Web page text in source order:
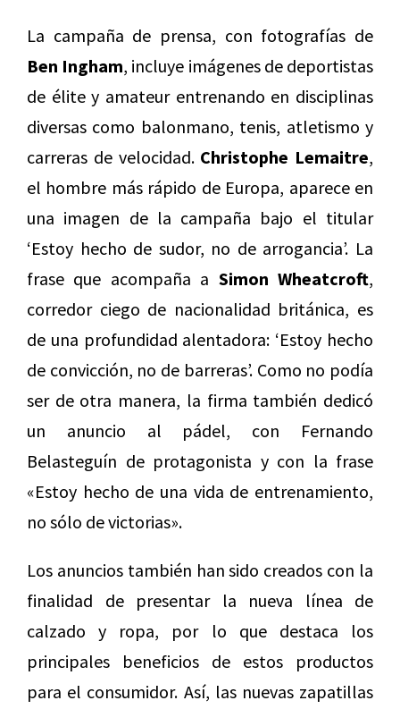
La campaña de prensa, con fotografías de
Ben Ingham, incluye imágenes de deportistas
de élite y amateur entrenando en disciplinas
diversas como balonmano, tenis, atletismo y
carreras de velocidad. Christophe Lemaitre,
el hombre más rápido de Europa, aparece en
una imagen de la campaña bajo el titular
‘Estoy hecho de sudor, no de arrogancia’. La
frase que acompaña a Simon Wheatcroft,
corredor ciego de nacionalidad británica, es
de una profundidad alentadora: ‘Estoy hecho
de convicción, no de barreras’. Como no podía
ser de otra manera, la firma también dedicó
un anuncio al pádel, con Fernando
Belasteguín de protagonista y con la frase
«Estoy hecho de una vida de entrenamiento,
no sólo de victorias».
Los anuncios también han sido creados con la
finalidad de presentar la nueva línea de
calzado y ropa, por lo que destaca los
principales beneficios de estos productos
para el consumidor. Así, las nuevas zapatillas